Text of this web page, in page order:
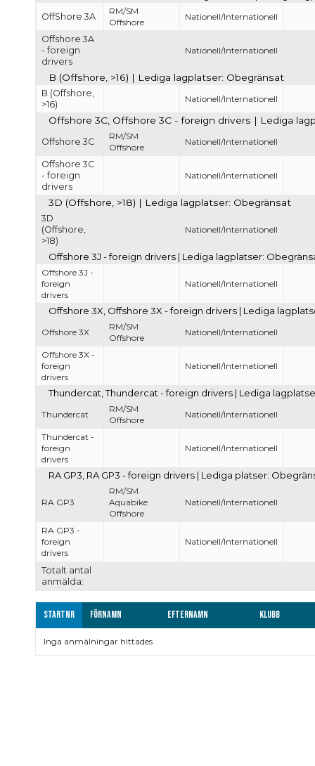
Totalt antal
anmälda:
OffShore 3A
RM/SM
Offshore
Nationell/Internationell
Offshore 3A
- foreign
drivers
Nationell/Internationell
B (Offshore, >16) | Lediga lagplatser: Obegränsat
B (Offshore,
>16)
Nationell/Internationell
Offshore 3C, Offshore 3C - foreign drivers | Lediga
Offshore 3C
RM/SM
Offshore
Nationell/Internationell
Offshore 3C
- foreign
drivers
Nationell/Internationell
3D (Offshore, >18) | Lediga lagplatser: Obegränsat
3D
(Offshore,
>18)
Nationell/Internationell
Offshore 3J - foreign drivers | Lediga lagplatser:
Offshore 3J -
foreign
drivers
Nationell/Internationell
Offshore 3X, Offshore 3X - foreign drivers | Lediga
Offshore 3X
RM/SM
Offshore
Nationell/Internationell
Offshore 3X -
foreign
drivers
Nationell/Internationell
Thundercat, Thundercat - foreign drivers | Lediga
Thundercat
RM/SM
Offshore
Nationell/Internationell
Thundercat -
foreign
drivers
Nationell/Internationell
RA GP3, RA GP3 - foreign drivers | Lediga platser:
RA GP3
RM/SM
Aquabike
Offshore
Nationell/Internationell
RA GP3 -
foreign
drivers
Nationell/Internationell
Startnr Förnamn Efternamn Klubb
Inga anmälningar hittades